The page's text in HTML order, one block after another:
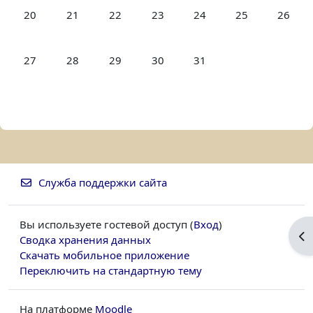
Нет событий, понедельник 20 октября
20 Нет событий, вторник 21 октября
21 Нет событий, среда 22 октября
22 Нет событий, четверг 23
23 Нет событий, пятница
24 Нет событий,
25 Нет
26
Нет событий, понедельник 27 октября
27 Нет событий, вторник 28 октября
28 Нет событий, среда 29 октября
29 Нет событий, четверг 30
30 Нет событий, пятница
31
Служба поддержки сайта
Вы используете гостевой доступ (Вход)
Сводка хранения данных
Скачать мобильное приложение
Переключить на стандартную тему
На платформе Moodle